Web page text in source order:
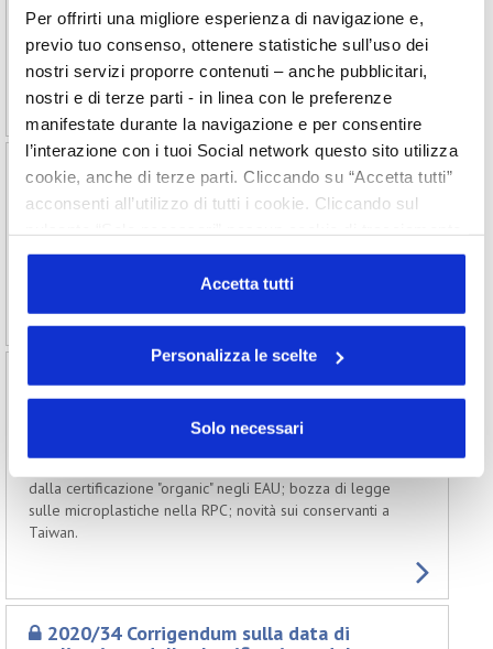
Per offrirti una migliore esperienza di navigazione e,
previo tuo consenso, ottenere statistiche sull’uso dei
nostri servizi proporre contenuti – anche pubblicitari,
nostri e di terze parti - in linea con le preferenze
manifestate durante la navigazione e per consentire
l’interazione con i tuoi Social network questo sito utilizza
cookie, anche di terze parti. Cliccando su “Accetta tutti”
acconsenti all’utilizzo di tutti i cookie. Cliccando sul
o profilazione viene utilizzato. Cliccando su
“Personalizza le scelte” è possibile esprimere la propria
volontà in relazione a ciascuna categoria di cookie del
Accetta tutti
Personalizza le scelte
Solo necessari
CONAI ha deliberato l’aumento del Contributo ambientale
per gli imballaggi in carta e vetro, che entrerà in vigore
rispettivamente dall’1 giugno 2020 e dall’1 luglio 2020.
2020/38 Gel lava mani ad azione
igienizzante
Affermazioni ed aggettivazioni che facciano rimanere tali
tipi di prodotto nel campo cosmetico e sintesi sulle
2020/37 Aggiornamenti normativi
internazionali
dalla certificazione "organic" negli EAU; bozza di legge
sulle microplastiche nella RPC; novità sui conservanti a
Taiwan.
2020/34 Corrigendum sulla data di